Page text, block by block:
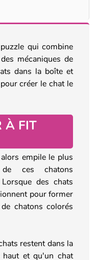
qui combine
mécaniques de
dans la boîte et
créer le chat le
À FIT
empile le plus
ces chatons
des chats
pour former
chatons colorés
restent dans la
et qu'un chat